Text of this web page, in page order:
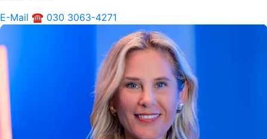
E-Mail ☎ 030 3063-4271